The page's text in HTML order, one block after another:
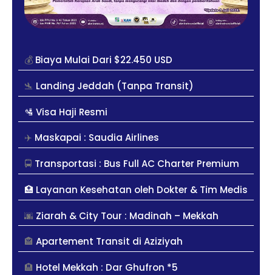
💰 Biaya Mulai Dari $22.450 USD
🛬 Landing Jeddah (Tanpa Transit)
🛂 Visa Haji Resmi
✈️ Maskapai : Saudia Airlines
🚍 Transportasi : Bus Full AC Charter Premium
🏥 Layanan Kesehatan oleh Dokter & Tim Medis
🌆 Ziarah & City Tour : Madinah – Mekkah
🏤 Apartement Transit di Aziziyah
🏨 Hotel Mekkah : Dar Ghufron *5